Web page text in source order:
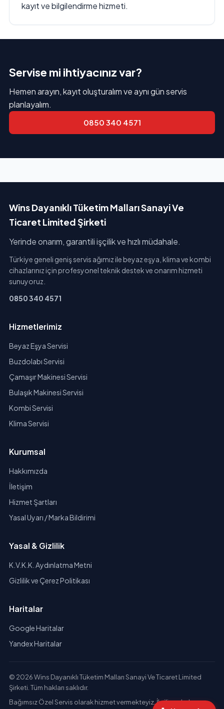
kayıt ve bilgilendirme hizmeti.
Servise mi ihtiyacınız var?
Hemen arayın, kayıt oluşturalım ve aynı gün servis
planlayalım.
0850 340 4571
Wins Dayanıklı Tüketim Malları Sanayi Ve
Ticaret Limited Şirketi
Yerinde onarım, garantili işçilik ve hızlı müdahale.
Türkiye geneli geniş servis ağımız ile beyaz eşya, klima ve kombi
cihazlarınız için profesyonel teknik destek ve onarım hizmeti
sunuyoruz.
0850 340 4571
Hizmetlerimiz
Beyaz Eşya Servisi
Buzdolabı Servisi
Çamaşır Makinesi Servisi
Bulaşık Makinesi Servisi
Kombi Servisi
Klima Servisi
Kurumsal
Hakkımızda
İletişim
Hizmet Şartları
Yasal Uyarı / Marka Bildirimi
Yasal & Gizlilik
K.V.K.K. Aydınlatma Metni
Gizlilik ve Çerez Politikası
Haritalar
Google Haritalar
Yandex Haritalar
© 2026 Wins Dayanıklı Tüketim Malları Sanayi Ve Ticaret Limited
Şirketi. Tüm hakları saklıdır.
Bağımsız Özel Servis olarak hizmet vermekteyiz. İlgili markaların